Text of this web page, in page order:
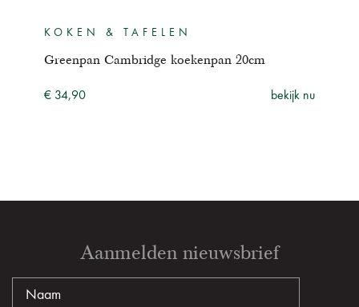
KOKEN & TAFELEN
Greenpan Cambridge koekenpan 20cm
€ 34,90 bekijk nu
Aanmelden nieuwsbrief